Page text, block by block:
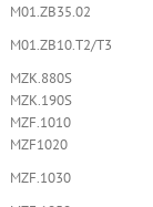
M01.ZB35.02
M01.ZB10.T2/T3
MZK.880S
MZK.190S
MZF.1010
MZF1020
MZF.1030